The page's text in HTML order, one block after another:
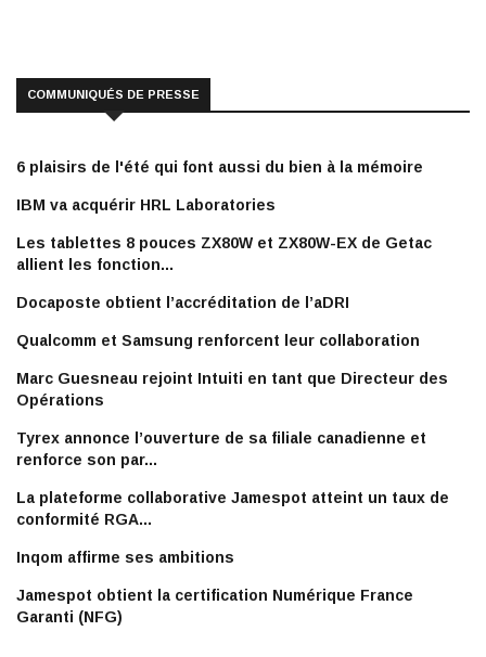
COMMUNIQUÉS DE PRESSE
6 plaisirs de l'été qui font aussi du bien à la mémoire
IBM va acquérir HRL Laboratories
Les tablettes 8 pouces ZX80W et ZX80W-EX de Getac
allient les fonction...
Docaposte obtient l’accréditation de l’aDRI
Qualcomm et Samsung renforcent leur collaboration
Marc Guesneau rejoint Intuiti en tant que Directeur des
Opérations
Tyrex annonce l’ouverture de sa filiale canadienne et
renforce son par...
La plateforme collaborative Jamespot atteint un taux de
conformité RGA...
Inqom affirme ses ambitions
Jamespot obtient la certification Numérique France
Garanti (NFG)